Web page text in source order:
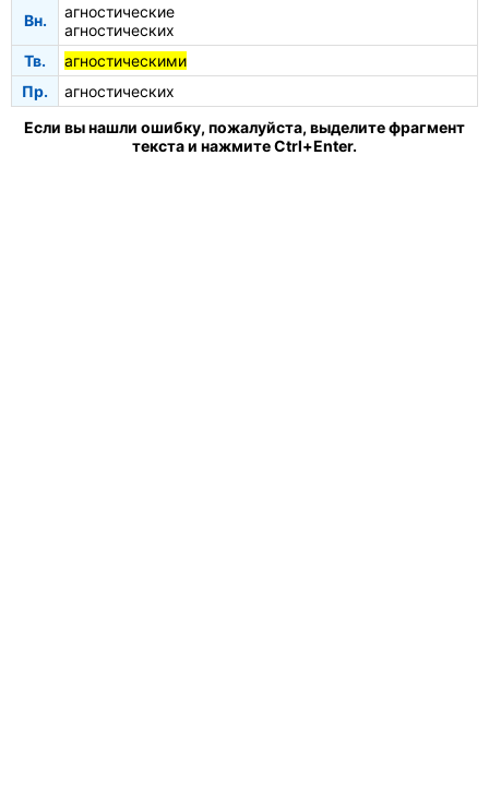
Вн.
агностические
агностических
Тв.
агностическими
Пр.
агностических
Если вы нашли ошибку, пожалуйста, выделите фрагмент
текста и нажмите Ctrl+Enter.